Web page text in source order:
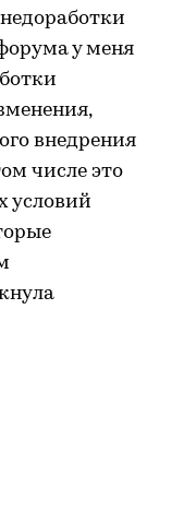
у меня
внедрения
числе это
условий